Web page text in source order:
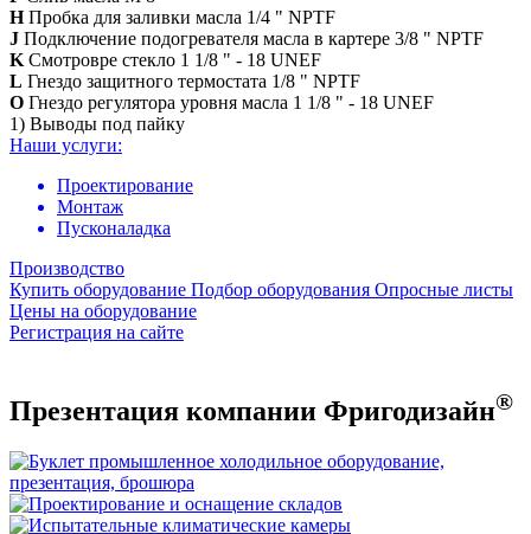
HПробка для заливки масла 1/4 " NPTF
J Подключение подогревателя масла в картере 3/8 " NPTF
K Смотровре стекло 1 1/8 " - 18 UNEF
L Гнездо защитного термостата 1/8 " NPTF
O Гнездо регулятора уровня масла 1 1/8 " - 18 UNEF
1) Выводы под пайку
Наши услуги:
Проектирование
Монтаж
Пусконаладка
Производство
Купить оборудование Подбор оборудования Опросные листы
Цены на оборудование
Регистрация на сайте
Презентация компании Фригодизайн®